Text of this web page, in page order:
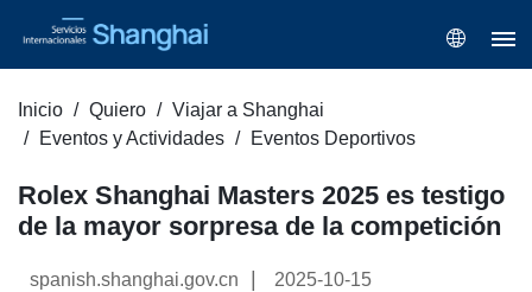
Inicio Quiero
Viajar a Shanghai
Eventos y Actividades
Eventos Deportivos
Rolex Shanghai Masters 2025 es testigo
de la mayor sorpresa de la competición
spanish.shanghai.gov.cn 2025-10-15